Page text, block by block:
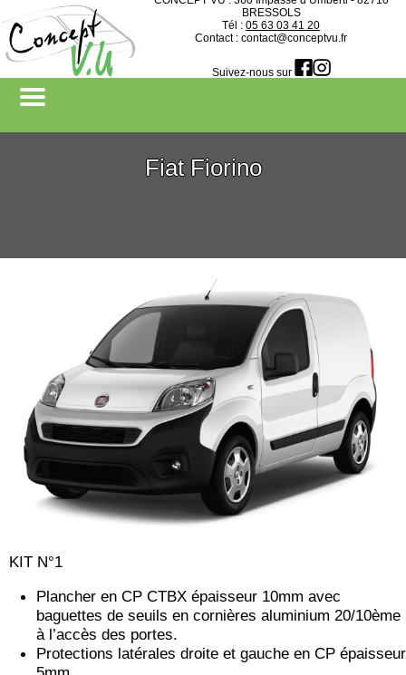
BRESSOLS
Tél : 05 63 03 41 20
Contact : contact@conceptvu.fr
Suivez-nous sur
Fiat Fiorino
KIT N°1
Plancher en CP CTBX épaisseur 10mm avec
baguettes de seuils en cornières aluminium 20/10ème
à l’accès des portes.
Protections latérales droite et gauche en CP épaisseur